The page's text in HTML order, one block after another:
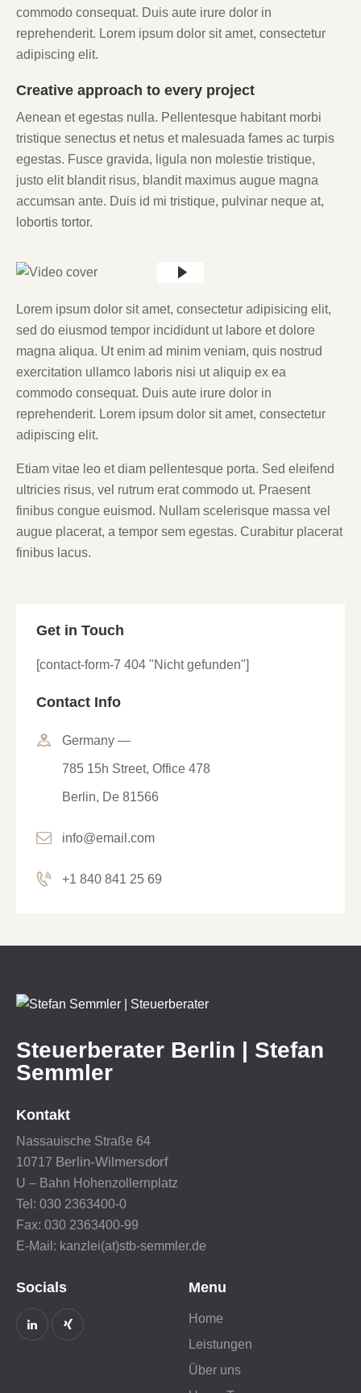
commodo consequat. Duis aute irure dolor in
reprehenderit. Lorem ipsum dolor sit amet, consectetur
adipiscing elit.
Creative approach to every project
Aenean et egestas nulla. Pellentesque habitant morbi
tristique senectus et netus et malesuada fames ac turpis
egestas. Fusce gravida, ligula non molestie tristique,
justo elit blandit risus, blandit maximus augue magna
accumsan ante. Duis id mi tristique, pulvinar neque at,
lobortis tortor.
Lorem ipsum dolor sit amet, consectetur adipisicing elit,
sed do eiusmod tempor incididunt ut labore et dolore
magna aliqua. Ut enim ad minim veniam, quis nostrud
exercitation ullamco laboris nisi ut aliquip ex ea
commodo consequat. Duis aute irure dolor in
reprehenderit. Lorem ipsum dolor sit amet, consectetur
adipiscing elit.
Etiam vitae leo et diam pellentesque porta. Sed eleifend
ultricies risus, vel rutrum erat commodo ut. Praesent
finibus congue euismod. Nullam scelerisque massa vel
augue placerat, a tempor sem egestas. Curabitur placerat
finibus lacus.
Get in Touch
[contact-form-7 404 "Nicht gefunden"]
Contact Info
Germany —
785 15h Street, Office 478
Berlin, De 81566
info@email.com
+1 840 841 25 69
Steuerberater Berlin | Stefan
Semmler
Kontakt
Nassauische Straße 64
10717 Berlin-Wilmersdorf
U – Bahn Hohenzollernplatz
Tel: 030 2363400-0
Fax: 030 2363400-99
E-Mail: kanzlei(at)stb-semmler.de
Socials Menu
Home
Leistungen
Über uns